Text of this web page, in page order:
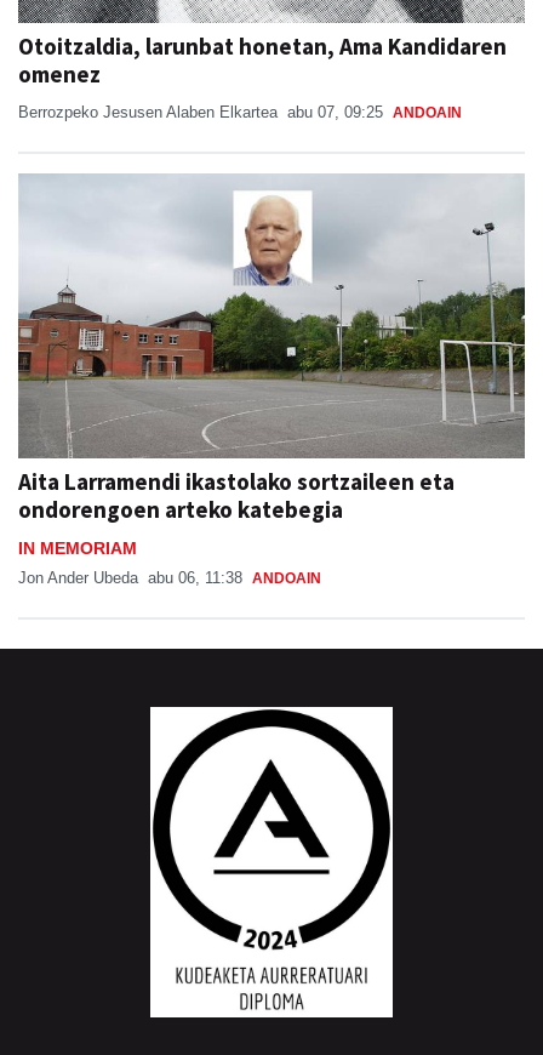
Otoitzaldia, larunbat honetan, Ama Kandidaren
omenez
Berrozpeko Jesusen Alaben Elkartea abu 07, 09:25 ANDOAIN
Aita Larramendi ikastolako sortzaileen eta
ondorengoen arteko katebegia
IN MEMORIAM
Jon Ander Ubeda abu 06, 11:38 ANDOAIN